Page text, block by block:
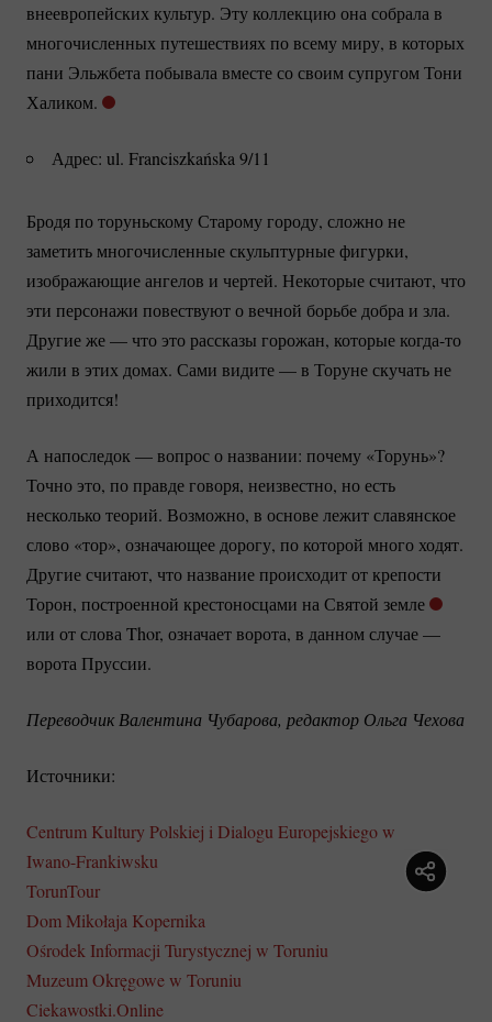
внеевропейских культур. Эту коллекцию она собрала в
многочисленных путешествиях по всему миру, в которых
пани Эльжбета побывала вместе со своим супругом Тони
Халиком.
Адрес: ul. Franciszkańska 9/11
Бродя по торуньскому Старому городу, сложно не
заметить многочисленные скульптурные фигурки,
изображающие ангелов и чертей. Некоторые считают, что
эти персонажи повествуют о вечной борьбе добра и зла.
Другие же — что это рассказы горожан, которыекогда-то
жили в этих домах. Сами видите — в Торуне скучать не
приходится!
А напоследок — вопрос о названии: почему «Торунь»?
Точно это, по правде говоря, неизвестно, но есть
несколько теорий. Возможно, в основе лежит славянское
слово «тор», означающее дорогу, по которой много ходят.
Другие считают, что название происходит от крепости
Торон, построенной крестоносцами на Святой земле
или от слова Thor, означает ворота, в данном случае —
ворота Пруссии.
Переводчик Валентина Чубарова, редактор Ольга Чехова
Источники:
Centrum Kultury Polskiej i Dialogu Europejskiego w
Iwano-Frankiwsku
TorunTour
Dom Mikołaja Kopernika
Ośrodek Informacji Turystycznej w Toruniu
Muzeum Okręgowe w Toruniu
Ciekawostki.Online